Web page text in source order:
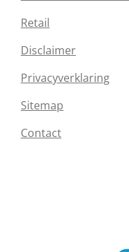
Retail
Disclaimer
Privacyverklaring
Sitemap
Contact